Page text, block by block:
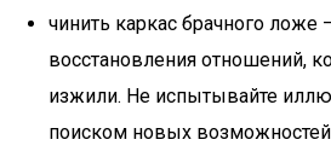
чинить каркас брачного
восстановления отношений,
изжили. Не испытывайте
поиском новых возможностей